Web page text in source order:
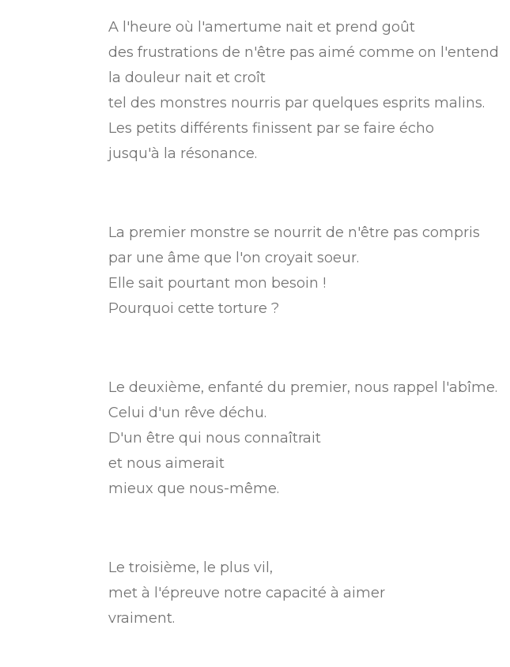
A l'heure où l'amertume nait et prend goût
des frustrations de n'être pas aimé comme on l'entend
la douleur nait et croît
tel des monstres nourris par quelques esprits malins.
Les petits différents finissent par se faire écho
jusqu'à la résonance.
La premier monstre se nourrit de n'être pas compris
par une âme que l'on croyait soeur.
Elle sait pourtant mon besoin !
Pourquoi cette torture ?
Le deuxième, enfanté du premier, nous rappel l'abîme.
Celui d'un rêve déchu.
D'un être qui nous connaîtrait
et nous aimerait
mieux que nous-même.
Le troisième, le plus vil,
met à l'épreuve notre capacité à aimer
vraiment.